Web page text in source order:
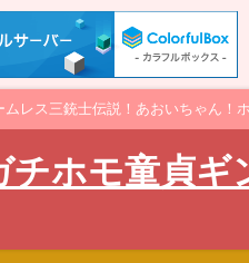
レス三銃士伝説！あおいちゃん！
ホモ童貞ギ